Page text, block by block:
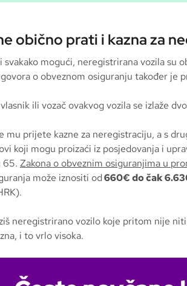
obično prati i kazna za
svakako mogući, neregistrirana vozila su
o obveznom osiguranju također je
ili vozač ovakvog vozila se izlaže
mu prijete kazne za neregistraciju, a s
koji mogu proizaći iz posjedovanja i
65. Zakona o obveznim osiguranjima u
može iznositi od660€ do čak
neregistrirano vozilo koje pritom nije
i to vrlo visoka.